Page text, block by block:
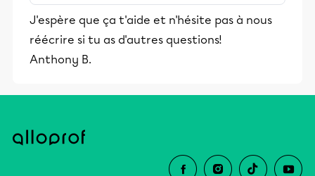
stimulants, Alloprof engage les élèves
et leurs parents dans la réussite
éducative.
J'espère que ça t'aide et n'hésite pas à nous
réécrire si tu as d'autres questions!
Anthony B.